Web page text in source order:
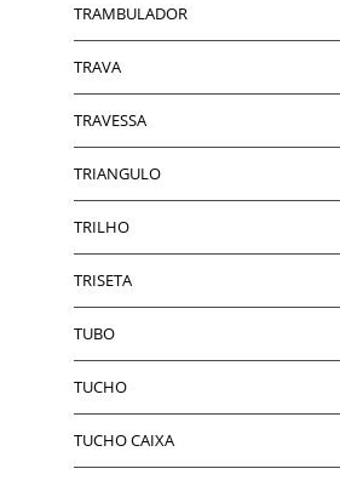
TRAMBULADOR
TRAVA
TRAVESSA
TRIANGULO
TRILHO
TRISETA
TUBO
TUCHO
TUCHO CAIXA